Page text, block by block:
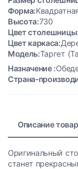
Форма:
Высота:730
Цвет
Цвет каркаса:
Модель:Таргет
Назначение :
Страна-
Описание
Оригинальный
станет